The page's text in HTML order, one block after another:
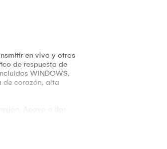
en vivo y otros
de respuesta de
WINDOWS,
de corazón, alta
Apoyo a dos